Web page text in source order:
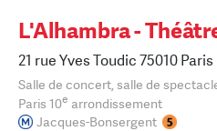
L'Alhambra -
21 rue Yves Toudic 75010 Paris
Salle de concert, salle de
Paris 10e arrondissement
Jacques-Bonsergent